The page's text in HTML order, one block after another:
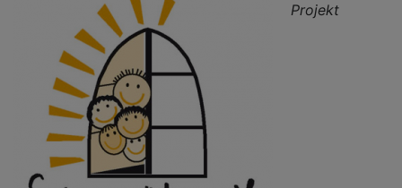
Projekt